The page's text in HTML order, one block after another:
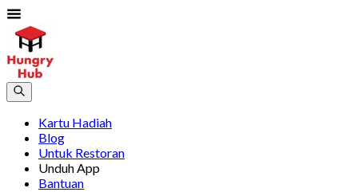
Kartu Hadiah
Blog
Untuk Restoran
Unduh App
Bantuan